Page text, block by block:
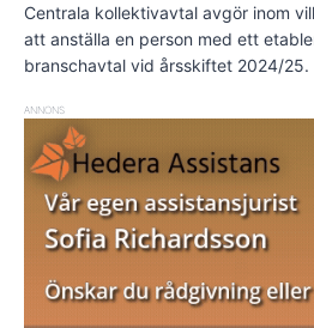
Centrala kollektivavtal avgör inom
att anställa en person med ett
branschavtal vid årsskiftet 2024/25.
ANNONS